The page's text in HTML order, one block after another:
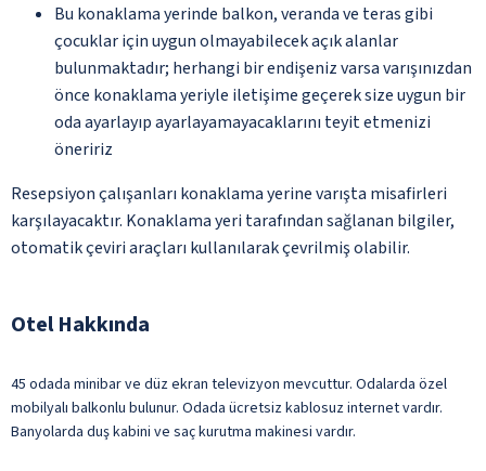
Bu konaklama yerinde balkon, veranda ve teras gibi
çocuklar için uygun olmayabilecek açık alanlar
bulunmaktadır; herhangi bir endişeniz varsa varışınızdan
önce konaklama yeriyle iletişime geçerek size uygun bir
oda ayarlayıp ayarlayamayacaklarını teyit etmenizi
öneririz
Resepsiyon çalışanları konaklama yerine varışta misafirleri
karşılayacaktır. Konaklama yeri tarafından sağlanan bilgiler,
otomatik çeviri araçları kullanılarak çevrilmiş olabilir.
Otel Hakkında
45 odada minibar ve düz ekran televizyon mevcuttur. Odalarda özel
mobilyalı balkonlu bulunur. Odada ücretsiz kablosuz internet vardır.
Banyolarda duş kabini ve saç kurutma makinesi vardır.